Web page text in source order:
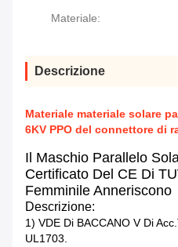
Materiale:
Descrizione
Materiale materiale solare
6KV PPO del connettore di
Il Maschio Parallelo
Certificato Del CE Di
Femminile Anneriscono
Descrizione:
1) VDE Di BACCANO V Di
UL1703.